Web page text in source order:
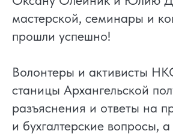
мастерской, семинары и
прошли успешно!
Волонтеры и активисты
станицы Архангельской
разъяснения и ответы на
и бухгалтерские вопросы,